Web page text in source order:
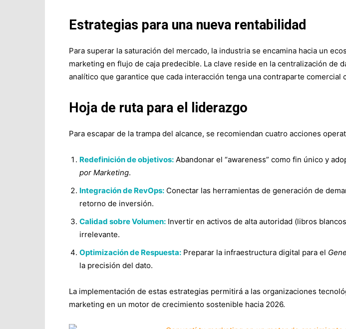
Estrategias para una nueva rentabilidad
Para superar la saturación del mercado, la industria se encamina hacia un
marketing en flujo de caja predecible. La clave reside en la centralización de
analítico que garantice que cada interacción tenga una contraparte comercial
Hoja de ruta para el liderazgo
Para escapar de la trampa del alcance, se recomiendan cuatro acciones
Redefinición de objetivos: Abandonar el “awareness” como fin único y
por Marketing.
Integración de RevOps: Conectar las herramientas de generación de
retorno de inversión.
Calidad sobre Volumen: Invertir en activos de alta autoridad (libros
irrelevante.
Optimización de Respuesta: Preparar la infraestructura digital para el
la precisión del dato.
La implementación de estas estrategias permitirá a las organizaciones
marketing en un motor de crecimiento sostenible hacia 2026.